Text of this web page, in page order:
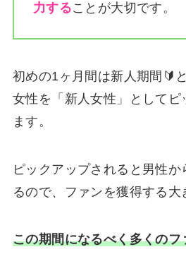
力することが大切です。
初めの1ヶ月間は新人期間🔰
女性を「新人女性」としてピ
ます。
ピックアップされると男性
るので、ファンを獲得する大
この期間になるべく多くのフ